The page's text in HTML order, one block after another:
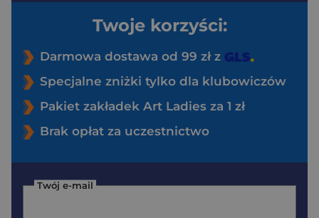
Twoje korzyści:
Darmowa dostawa od 99 zł z
Specjalne zniżki tylko dla klubowiczów
Pakiet zakładek Art Ladies za 1 zł
Brak opłat za uczestnictwo
Twój e-mail